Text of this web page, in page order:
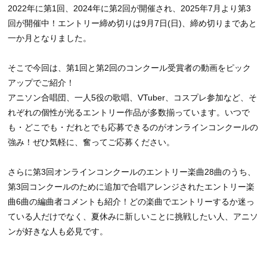
2022年に第1回、2024年に第2回が開催され、2025年7月より第3
回が開催中！エントリー締め切りは9月7日(日)、締め切りまであと
一か月となりました。
そこで今回は、第1回と第2回のコンクール受賞者の動画をピック
アップでご紹介！
アニソン合唱団、一人5役の歌唱、VTuber、コスプレ参加など、そ
れぞれの個性が光るエントリー作品が多数揃っています。いつで
も・どこでも・だれとでも応募できるのがオンラインコンクールの
強み！ぜひ気軽に、奮ってご応募ください。
さらに第3回オンラインコンクールのエントリー楽曲28曲のうち、
第3回コンクールのために追加で合唱アレンジされたエントリー楽
曲6曲の編曲者コメントも紹介！どの楽曲でエントリーするか迷っ
ている人だけでなく、夏休みに新しいことに挑戦したい人、アニソ
ンが好きな人も必見です。